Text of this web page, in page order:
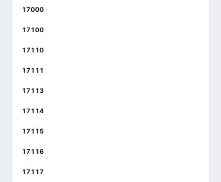
17000
17100
17110
17111
17113
17114
17115
17116
17117